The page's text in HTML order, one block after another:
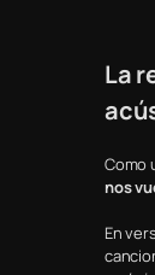
La
Como
nos
En